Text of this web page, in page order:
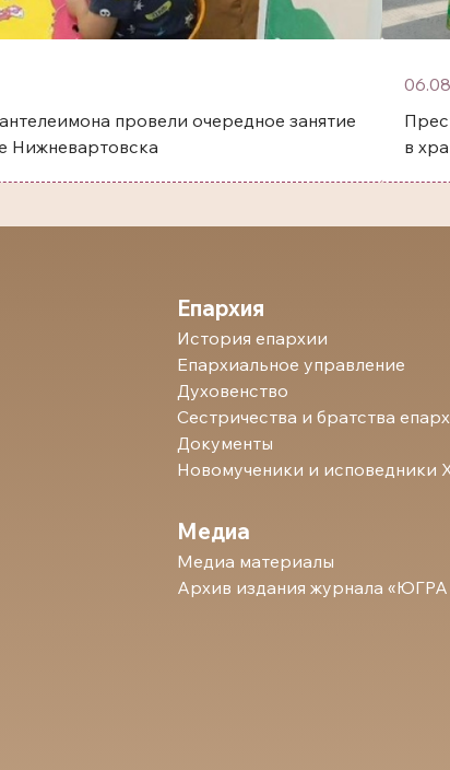
провели очередное занятие
Нижневартовска
в
Епархия
История епархии
Епархиальное управление
Духовенство
Сестричества и братства
Документы
Новомученики и исповедники
Медиа
Медиа материалы
Архив издания журнала «ЮГРА